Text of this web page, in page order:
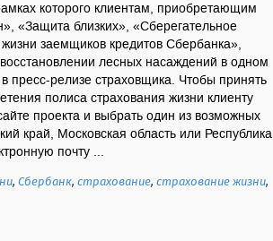
которого клиентам, приобретающим
«Защита близких», «Сберегательное
заемщиков кредитов Сбербанка»,
восстановлении лесных насаждений в одном
пресс-релизе страховщика. Чтобы принять
полиса страхования жизни клиенту
проекта и выбрать один из возможных
край, Московская область или Республика
почту ...
,Сбербанк,страхование,страхование жизни,